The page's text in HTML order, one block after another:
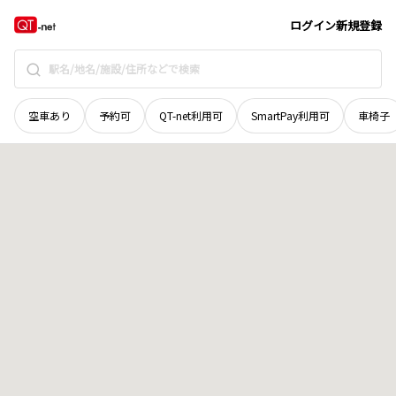
ログイン新規登録
空車あり 予約可 QT-net利用可 SmartPay利用可 車椅子
山口県